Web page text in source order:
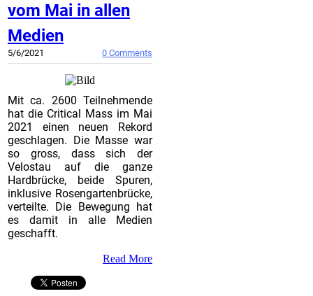
vom Mai in allen
Medien
5/6/2021 0 Comments
Mit ca. 2600 Teilnehmende
hat die Critical Mass im Mai
2021 einen neuen Rekord
geschlagen. Die Masse war
so gross, dass sich der
Velostau auf die ganze
Hardbrücke, beide Spuren,
inklusive Rosengartenbrücke,
verteilte. Die Bewegung hat
es damit in alle Medien
geschafft.
Read More